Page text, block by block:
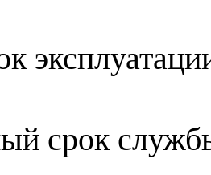
срок